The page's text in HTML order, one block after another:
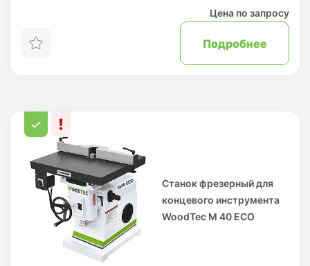
Цена по запросу
Подробнее
Станок фрезерный для
концевого инструмента
WoodTec M 40 ECO